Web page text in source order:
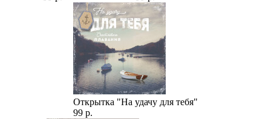
Открытка "На удачу для тебя"
99 р.